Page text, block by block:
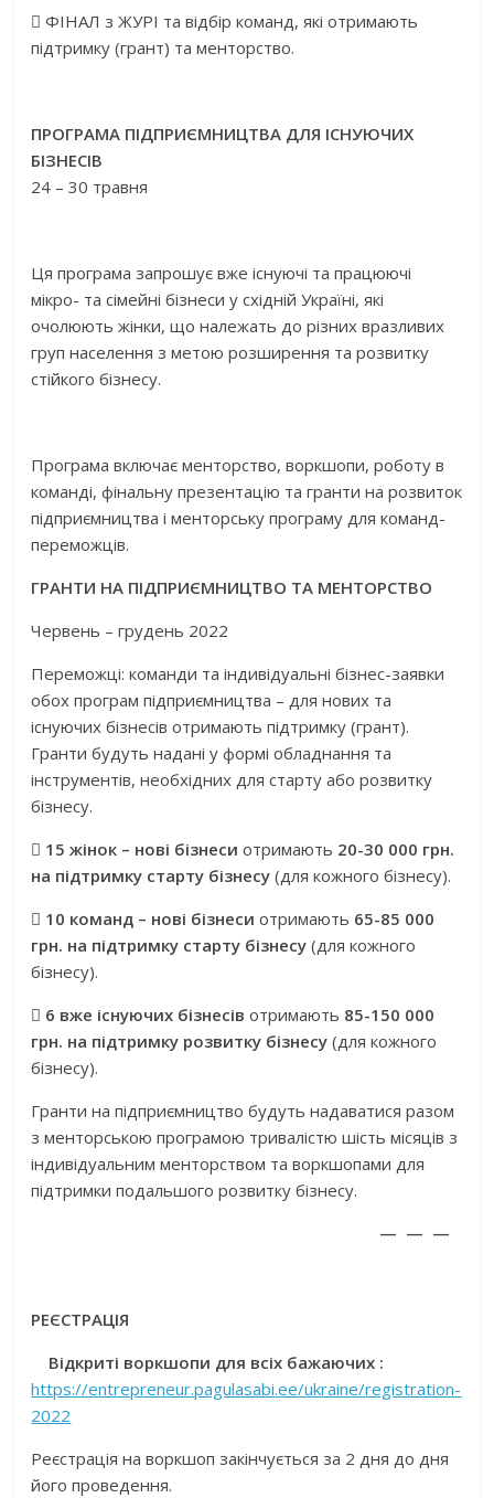
 ФІНАЛ з ЖУРІ та відбір команд, які отримають
підтримку (грант) та менторство.
ПРОГРАМА ПІДПРИЄМНИЦТВА ДЛЯ ІСНУЮЧИХ
БІЗНЕСІВ
24 – 30 травня
Ця програма запрошує вже існуючі та працюючі
мікро- та сімейні бізнеси у східній Україні, які
очолюють жінки, що належать до різних вразливих
груп населення з метою розширення та розвитку
стійкого бізнесу.
Програма включає менторство, воркшопи, роботу в
команді, фінальну презентацію та гранти на розвиток
підприємництва і менторську програму для команд-
переможців.
ГРАНТИ НА ПІДПРИЄМНИЦТВО ТА МЕНТОРСТВО
Червень – грудень 2022
Переможці: команди та індивідуальні бізнес-заявки
обох програм підприємництва – для нових та
існуючих бізнесів отримають підтримку (грант).
Гранти будуть надані у формі обладнання та
інструментів, необхідних для старту або розвитку
бізнесу.
 15 жінок – нові бізнесиотримають 20-30 000 грн.
на підтримку старту бізнесу(для кожного бізнесу).
 10 команд – нові бізнесиотримають 65-85 000
грн. на підтримку старту бізнесу(для кожного
бізнесу).
 6 вже існуючих бізнесівотримають 85-150 000
грн. на підтримку розвитку бізнесу(для кожного
бізнесу).
Гранти на підприємництво будуть надаватися разом
з менторською програмою тривалістю шість місяців з
індивідуальним менторством та воркшопами для
підтримки подальшого розвитку бізнесу.
— — —
РЕЄСТРАЦІЯ
Відкриті воркшопи для всіх бажаючих :
https://entrepreneur.pagulasabi.ee/ukraine/registration-
2022
Реєстрація на воркшоп закінчується за 2 дня до дня
його проведення.